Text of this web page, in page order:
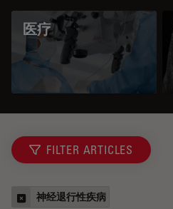
医疗
FILTER ARTICLES
神经退行性疾病